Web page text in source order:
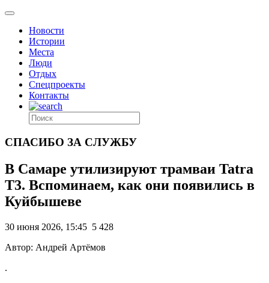
Новости
Истории
Места
Люди
Отдых
Спецпроекты
Контакты
СПАСИБО ЗА СЛУЖБУ
В Самаре утилизируют трамваи Tatra
Т3. Вспоминаем, как они появились в
Куйбышеве
30 июня 2026, 15:45 5 428
Автор: Андрей Артёмов
.